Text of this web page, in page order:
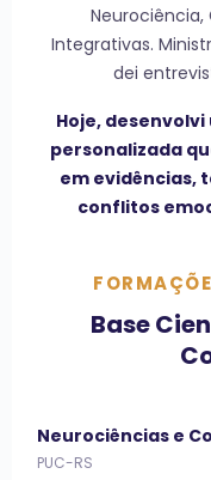
Integrativas.
dei
Hoje,
personalizada
em evidências,
conflitos
Base
Neurociências e
PUC-RS